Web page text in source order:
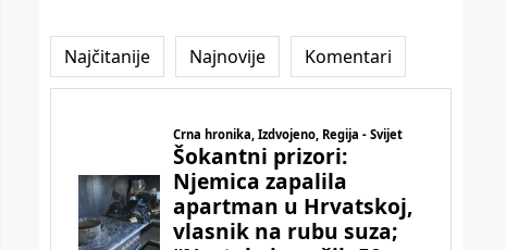
Najčitanije Najnovije Komentari